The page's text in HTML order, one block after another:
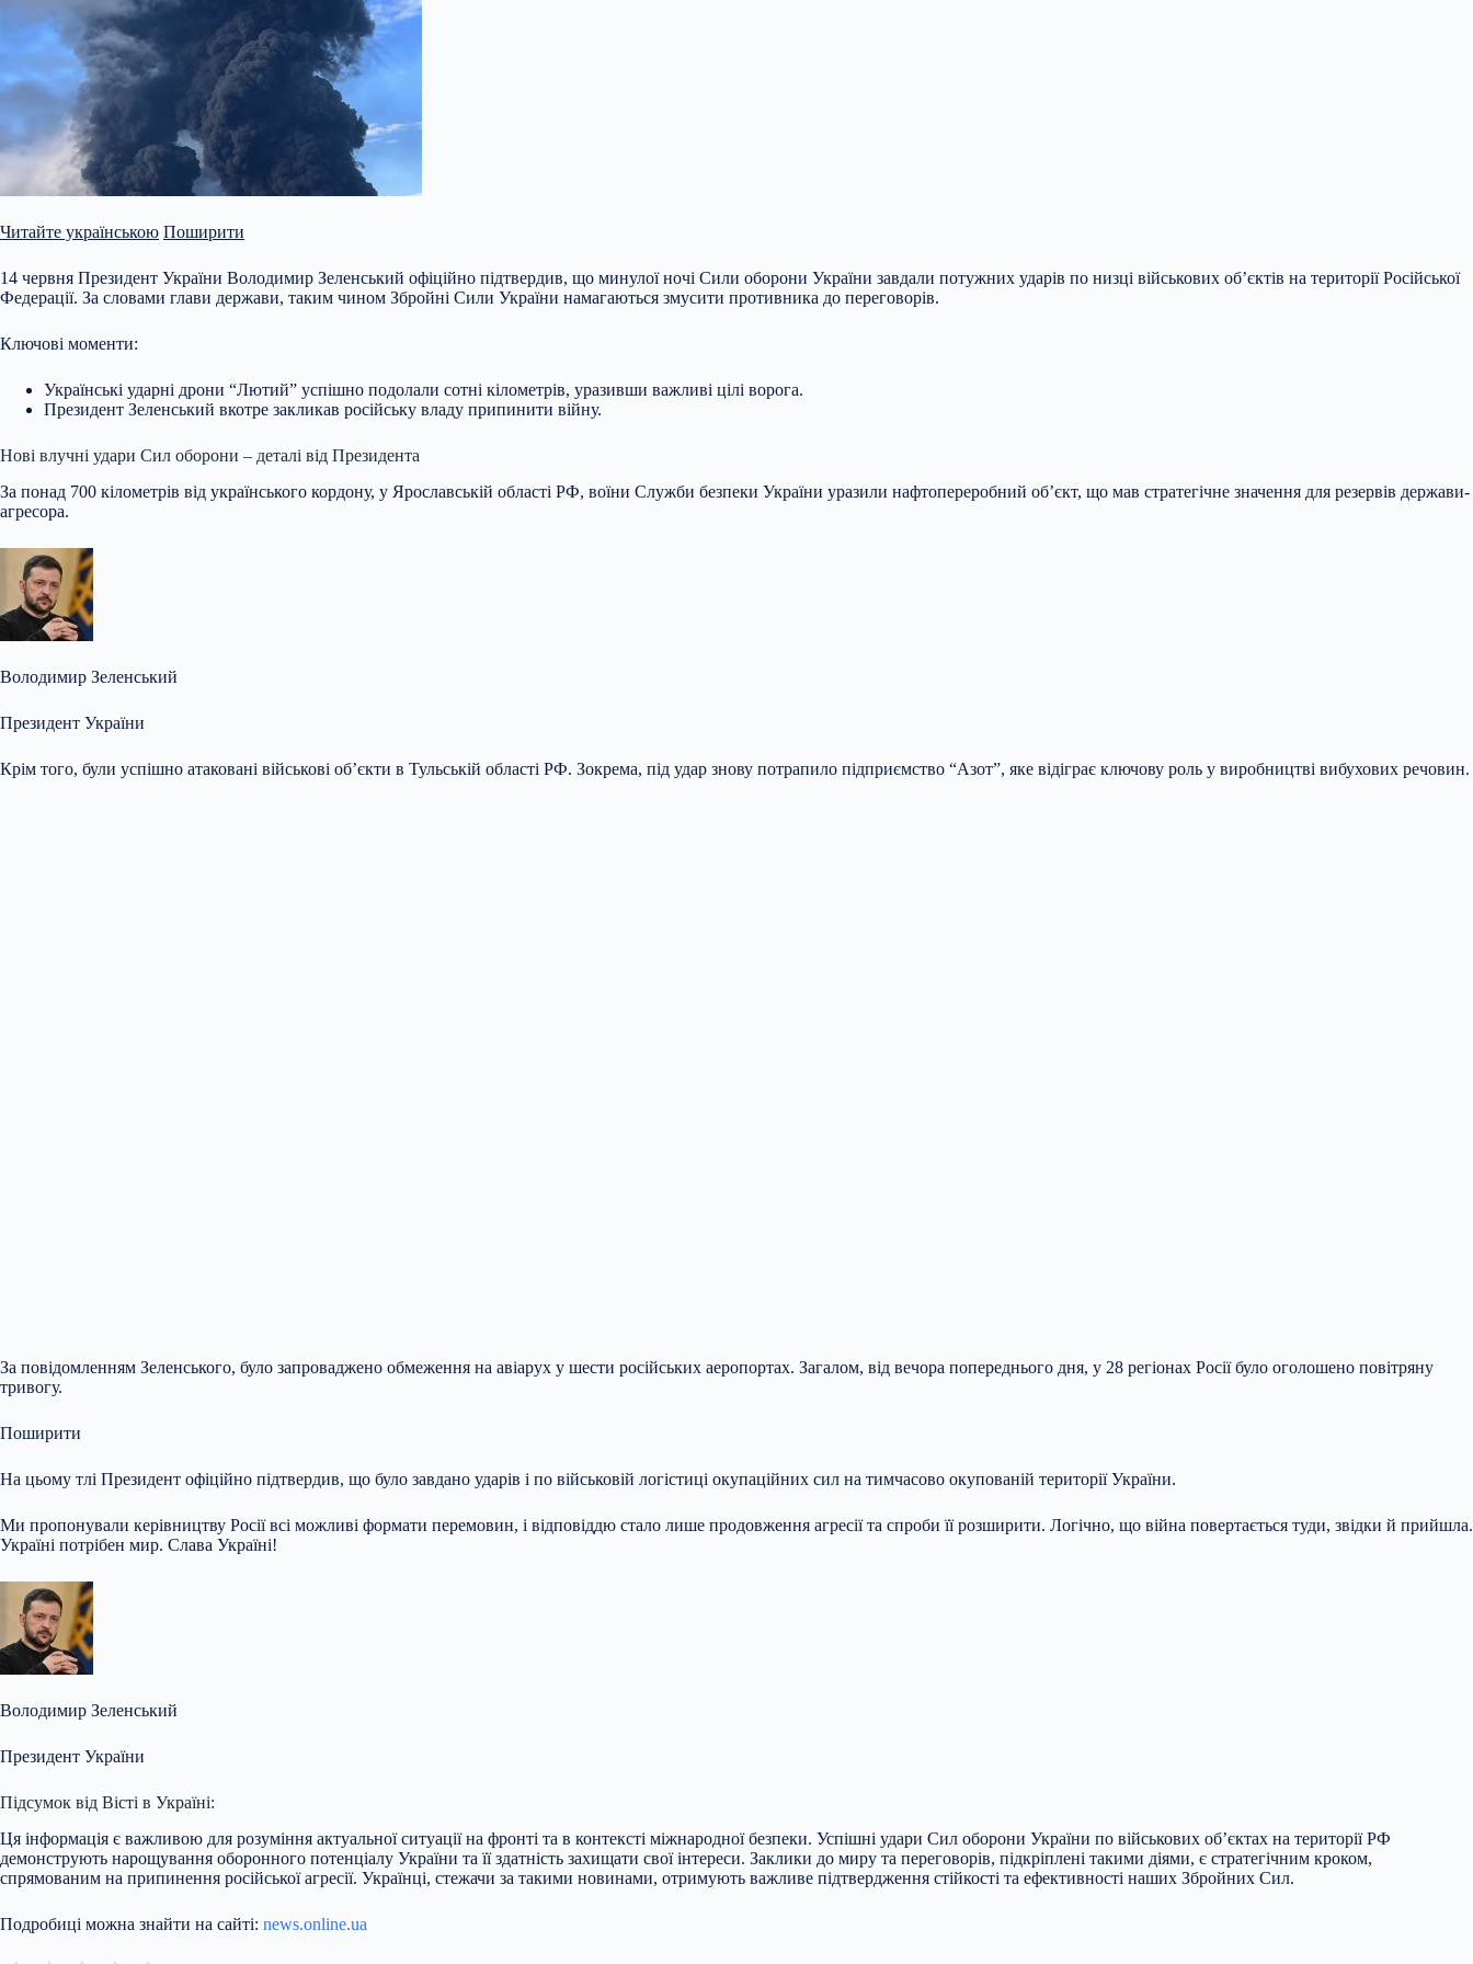
Читайте українською Поширити
14 червня Президент України Володимир Зеленський офіційно підтвердив, що минулої ночі Сили оборони України завдали потужних ударів по низці військових об’єктів на території Російської
Федерації. За словами глави держави, таким чином Збройні Сили України намагаються змусити противника до переговорів.
Ключові моменти:
Українські ударні дрони “Лютий” успішно подолали сотні кілометрів, уразивши важливі цілі ворога.
Президент Зеленський вкотре закликав російську владу припинити війну.
Нові влучні удари Сил оборони – деталі від Президента
За понад 700 кілометрів від українського кордону, у Ярославській області РФ, воїни Служби безпеки України уразили нафтопереробний об’єкт, що мав стратегічне значення для резервів держави-
агресора.
Володимир Зеленський
Президент України
Крім того, були успішно атаковані військові об’єкти в Тульській області РФ. Зокрема, під удар знову потрапило підприємство “Азот”, яке відіграє ключову роль у виробництві вибухових речовин.
За повідомленням Зеленського, було запроваджено обмеження на авіарух у шести російських аеропортах. Загалом, від вечора попереднього дня, у 28 регіонах Росії було оголошено повітряну
тривогу.
Поширити
На цьому тлі Президент офіційно підтвердив, що було завдано ударів і по військовій логістиці окупаційних сил на тимчасово окупованій території України.
Ми пропонували керівництву Росії всі можливі формати перемовин, і відповіддю стало лише продовження агресії та спроби її розширити. Логічно, що війна повертається туди, звідки й прийшла.
Україні потрібен мир. Слава Україні!
Володимир Зеленський
Президент України
Підсумок від Вісті в Україні:
Ця інформація є важливою для розуміння актуальної ситуації на фронті та в контексті міжнародної безпеки. Успішні удари Сил оборони України по військових об’єктах на території РФ
демонструють нарощування оборонного потенціалу України та її здатність захищати свої інтереси. Заклики до миру та переговорів, підкріплені такими діями, є стратегічним кроком,
спрямованим на припинення російської агресії. Українці, стежачи за такими новинами, отримують важливе підтвердження стійкості та ефективності наших Збройних Сил.
Подробиці можна знайти на сайті: news.online.ua